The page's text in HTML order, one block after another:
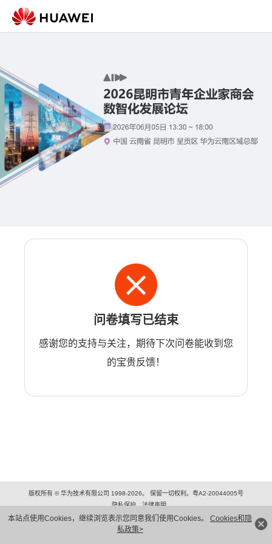
本站点使用Cookies，继续浏览表示您同意我们使用Cookies。 Cookies和隐
私政策>
问卷填写已结束
感谢您的支持与关注，期待下次问卷能收到您
的宝贵反馈！
版权所有 © 华为技术有限公司 1998-2026。 保留一切权利。粤A2-20044005号
隐私保护
法律声明